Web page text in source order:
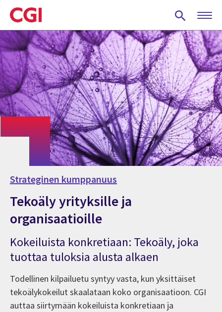
Skip
to
main
content
Strateginen kumppanuus
Tekoäly yrityksille ja
organisaatioille
Kokeiluista konkretiaan: Tekoäly, joka
tuottaa tuloksia alusta alkaen
Todellinen kilpailuetu syntyy vasta, kun yksittäiset
tekoälykokeilut skaalataan koko organisaatioon. CGI
auttaa siirtymään kokeiluista konkretiaan ja